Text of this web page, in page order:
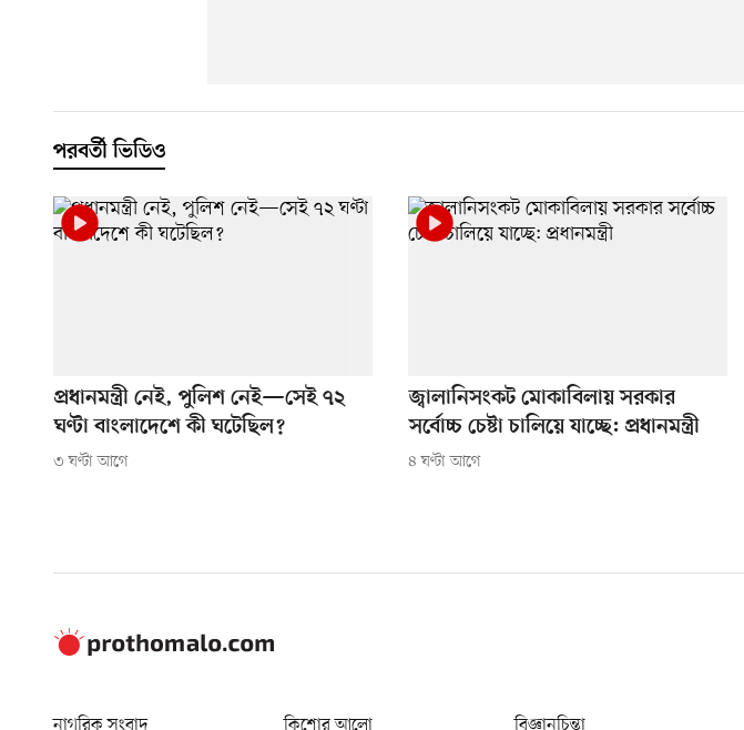
পরবর্তী ভিডিও
প্রধানমন্ত্রী নেই, পুলিশ নেই—সেই ৭২
ঘণ্টা বাংলাদেশে কী ঘটেছিল?
৩ ঘণ্টা আগে
জ্বালানিসংকট মোকাবিলায় সরকার
সর্বোচ্চ চেষ্টা চালিয়ে যাচ্ছে: প্রধানমন্ত্রী
৪ ঘণ্টা আগে